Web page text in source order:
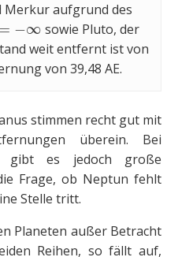
Merkur aufgrund des
−∞
sowie Pluto, der
weit entfernt ist von
von 39,48 AE.
stimmen recht gut mit
überein. Bei
gibt es jedoch große
Frage, ob Neptun fehlt
Stelle tritt.
Planeten außer Betracht
Reihen, so fällt auf,